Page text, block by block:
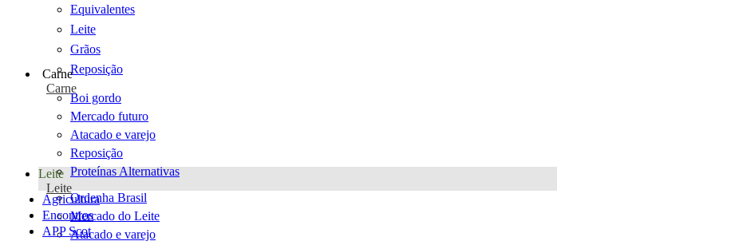
Equivalentes
Leite
Grãos
Reposição
Carne
Carne
Boi gordo
Mercado futuro
Atacado e varejo
Reposição
Proteínas Alternativas
Leite
Leite
Ordenha Brasil
Mercado do Leite
Atacado e varejo
Agricultura
Encontros
APP Scot